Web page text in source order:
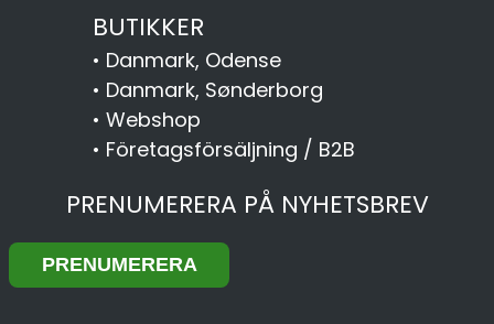
BUTIKKER
• Danmark, Odense
• Danmark, Sønderborg
• Webshop
• Företagsförsäljning / B2B
PRENUMERERA PÅ NYHETSBREV